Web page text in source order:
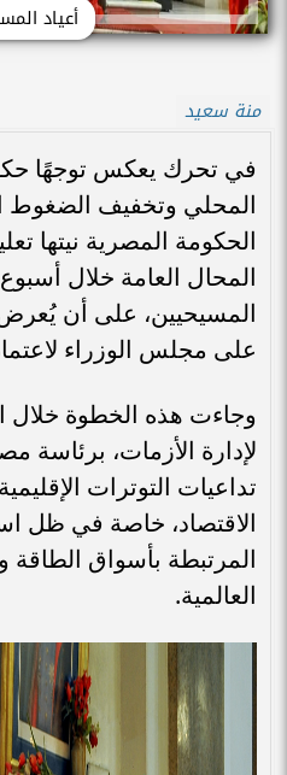
أعياد
منة سعيد
في تحرك يعكس توجهًا
المحلي وتخفيف الضغوط
الحكومة المصرية نيتها
المحال العامة خلال
المسيحيين، على أن يُعرض
على مجلس الوزراء
وجاءت هذه الخطوة خلال
لإدارة الأزمات، برئاسة
تداعيات التوترات
الاقتصاد، خاصة في ظل
المرتبطة بأسواق الطاقة
العالمية.